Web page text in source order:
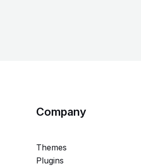
Company
Themes
Plugins